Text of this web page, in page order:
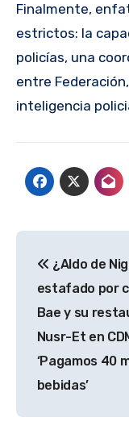
Finalmente,
estrictos: la
policías, una
entre
inteligencia
de
entradas
¿Aldo de
estafado por
Bae y su
Nusr-Et en
‘Pagamos 40
bebidas’